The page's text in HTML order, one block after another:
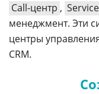
Call-центр ,
менеджмент. Эти
центры
CRM.